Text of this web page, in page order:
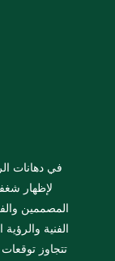
في دهانات
لإظهار
المصممين
الفنية
تتجاوز